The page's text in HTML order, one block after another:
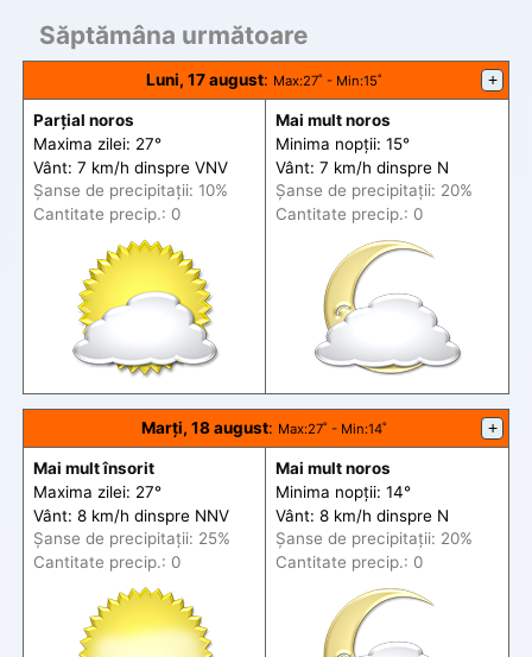
Săptămâna următoare
Luni, 17 august: Max:27˚ - Min:15˚ +
Parțial noros
Maxima zilei: 27°
Vânt: 7 km/h dinspre VNV
Șanse de precipitații: 10%
Cantitate precip.: 0
Mai mult noros
Minima nopții: 15°
Vânt: 7 km/h dinspre N
Șanse de precipitații: 20%
Cantitate precip.: 0
Marți, 18 august: Max:27˚ - Min:14˚ +
Mai mult însorit
Maxima zilei: 27°
Vânt: 8 km/h dinspre NNV
Șanse de precipitații: 25%
Cantitate precip.: 0
Mai mult noros
Minima nopții: 14°
Vânt: 8 km/h dinspre N
Șanse de precipitații: 20%
Cantitate precip.: 0